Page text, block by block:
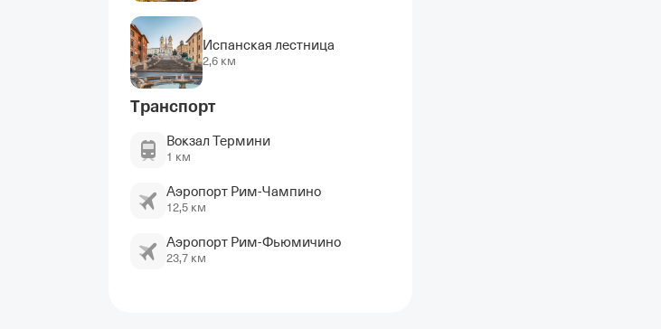
Испанская лестница
2,6 км
Транспорт
Вокзал Термини
1 км
Аэропорт Рим-Чампино
12,5 км
Аэропорт Рим-Фьюмичино
23,7 км